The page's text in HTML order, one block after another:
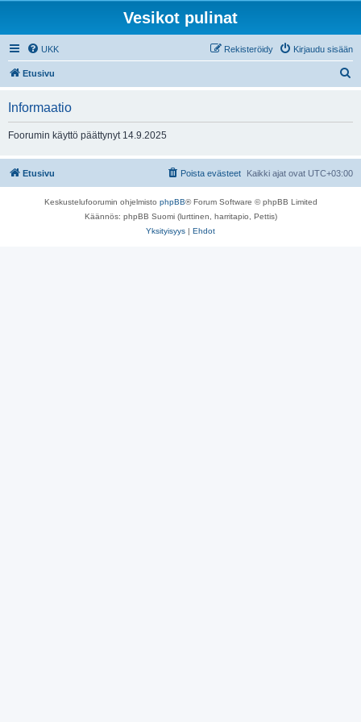
Vesikot pulinat
UKK Kirjaudu sisään
Rekisteröidy
Etusivu
Informaatio
Foorumin käyttö päättynyt 14.9.2025
Etusivu Kaikki ajat ovat UTC+03:00
Poista evästeet
Keskustelufoorumin ohjelmisto phpBB® Forum Software © phpBB Limited
Käännös: phpBB Suomi (lurttinen, harritapio, Pettis)
Yksityisyys | Ehdot